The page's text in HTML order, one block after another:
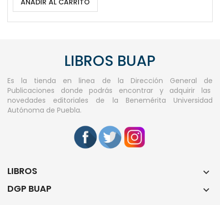
LIBROS BUAP
Es la tienda en linea de la Dirección General de
Publicaciones donde podrás encontrar y adquirir las
novedades editoriales de la Benemérita Universidad
Autónoma de Puebla.
LIBROS 
DGP BUAP 